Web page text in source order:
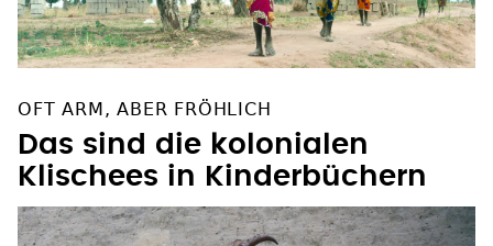
OFT ARM, ABER FRÖHLICH
Das sind die kolonialen
Klischees in Kinderbüchern